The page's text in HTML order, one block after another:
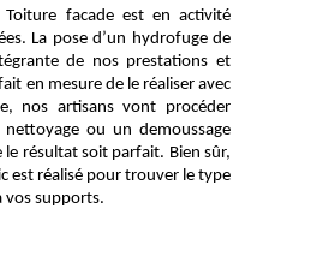
facade est en activité
La pose d’un hydrofuge de
de nos prestations et
en mesure de le réaliser avec
nos artisans vont procéder
ou un demoussage
résultat soit parfait. Bien sûr,
est réalisé pour trouver le type
vos supports.